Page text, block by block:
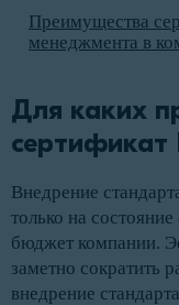
Преимущества
менеджмента в
Для каких
сертификат
Внедрение
только на
бюджет компании.
заметно сократить
внедрение